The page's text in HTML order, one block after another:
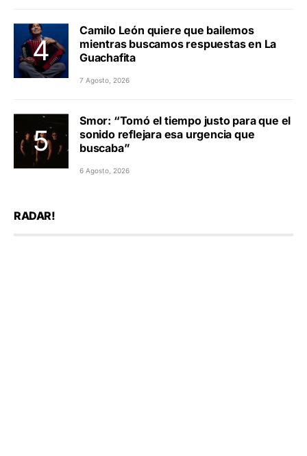
Camilo León quiere que bailemos
mientras buscamos respuestas en La
Guachafita
7 Agosto, 2026
Smor: “Tomó el tiempo justo para que el
sonido reflejara esa urgencia que
buscaba”
6 Agosto, 2026
RADAR!